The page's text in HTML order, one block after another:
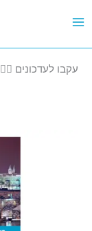
לתוכן
עקבו לעדכונים 👈🏽